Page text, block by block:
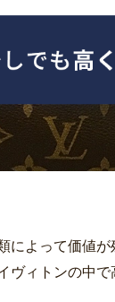
によって価値
ヴィトンの中